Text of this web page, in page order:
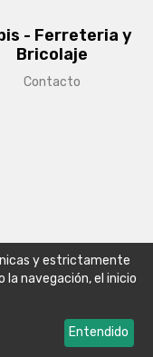
- Ferreteria y
Bricolaje
Contacto
Política de envío
y estrictamente
navegación, el inicio
Entendido